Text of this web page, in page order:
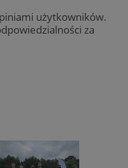
użytkowników.
za